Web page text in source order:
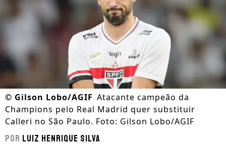
© Gilson Lobo/AGIF Atacante campeão da
Champions pelo Real Madrid quer substituir
Calleri no São Paulo. Foto: Gilson Lobo/AGIF
Por Luiz Henrique Silva